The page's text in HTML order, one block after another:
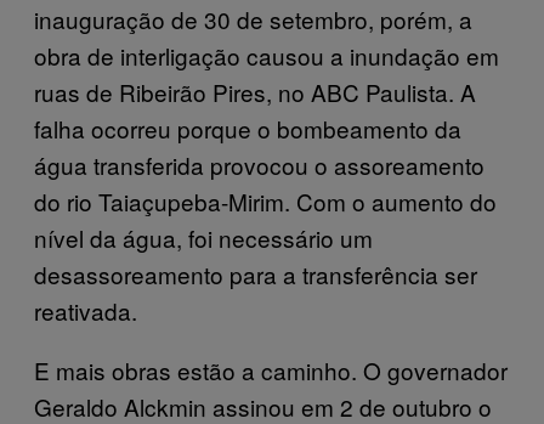
inauguração de 30 de setembro, porém, a
obra de interligação causou a inundação em
ruas de Ribeirão Pires, no ABC Paulista. A
falha ocorreu porque o bombeamento da
água transferida provocou o assoreamento
do rio Taiaçupeba-Mirim. Com o aumento do
nível da água, foi necessário um
desassoreamento para a transferência ser
reativada.
E mais obras estão a caminho. O governador
Geraldo Alckmin assinou em 2 de outubro o